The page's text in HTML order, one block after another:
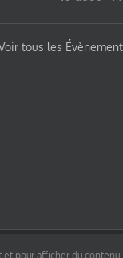
tous les
pour afficher du contenu.